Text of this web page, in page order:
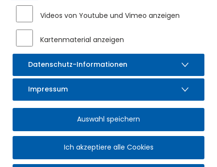
das Vorhaben und den aktuellen Sachstand zu erläutern.
Blicken wir zunächst auf die Entwicklung bis hin zur jetzigen
Situation: angesichts der steigenden Zahl geflüchteter
Menschen wandte sich der Landkreis Oberallgäu Anfang
2023 an alle 28 Landkreis-Gemeinden mit der Bitte,
Grundstücke zu benennen, auf denen kurzfristig
Unterkünfte für Geflüchtete gebaut werden können. Die
Gemeinden kamen dieser Bitte nach, denn die
Unterbringung der Menschen wird als eine
Gemeinschaftsaufgabe angesehen, an der wir alle
mitwirken. Im Landkreis herrscht breiter Konsens, dass die
einquartiert werden sollen, sondern auf die Städte und
Gemeinden verteilt werden, zu einer Quote von ca. 2% der
Gesamtbevölkerung einer Kommune.
Videos von Youtube und Vimeo anzeigen
Kartenmaterial anzeigen
Datenschutz-Informationen
Impressum
Auswahl speichern
Ich akzeptiere alle Cookies